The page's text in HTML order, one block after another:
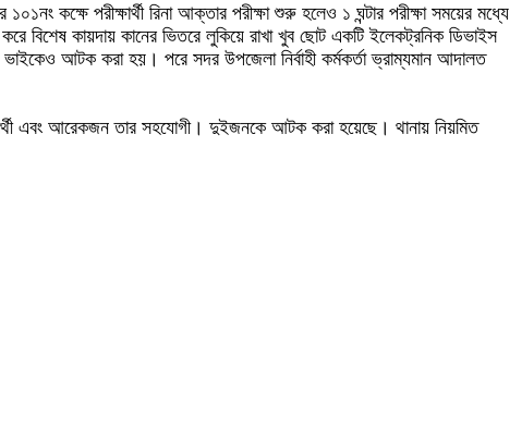
কক্ষে পরীক্ষার্থী রিনা আক্তার পরীক্ষা শুরু হলেও ১ ঘন্টার পরীক্ষা সময়ের মধ্যে
বিশেষ কায়দায় কানের ভিতরে লুকিয়ে রাখা খুব ছোট একটি ইলেকট্রনিক ডিভাইস
ভাইকেও আটক করা হয়। পরে সদর উপজেলা নির্বাহী কর্মকর্তা ভ্রাম্যমান আদালত
এবং আরেকজন তার সহযোগী। দুইজনকে আটক করা হয়েছে। থানায় নিয়মিত